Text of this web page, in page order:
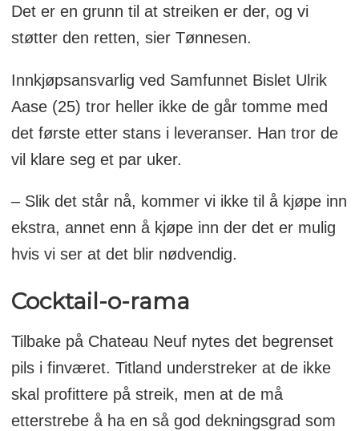
Det er en grunn til at streiken er der, og vi
støtter den retten, sier Tønnesen.
Innkjøpsansvarlig ved Samfunnet Bislet Ulrik
Aase (25) tror heller ikke de går tomme med
det første etter stans i leveranser. Han tror de
vil klare seg et par uker.
– Slik det står nå, kommer vi ikke til å kjøpe inn
ekstra, annet enn å kjøpe inn der det er mulig
hvis vi ser at det blir nødvendig.
Cocktail-o-rama
Tilbake på Chateau Neuf nytes det begrenset
pils i finværet. Titland understreker at de ikke
skal profittere på streik, men at de må
etterstrebe å ha en så god dekningsgrad som